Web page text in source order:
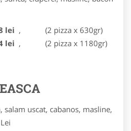
lei , (2 pizza x 630gr)
lei , (2 pizza x 1180gr)
salam uscat, cabanos, masline,